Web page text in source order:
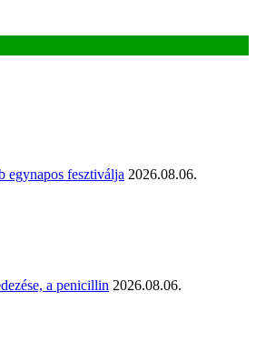
egynapos fesztiválja 2026.08.06.
a penicillin 2026.08.06.